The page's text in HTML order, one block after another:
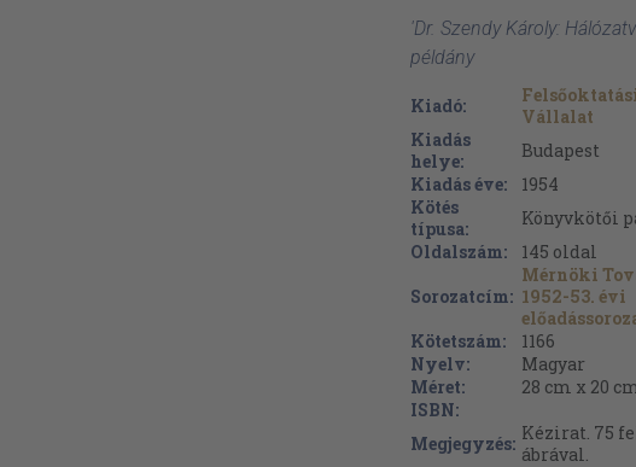
'Dr. Szendy Károly:
példány
Kiadó:
Vállalat
Kiadás
helye:
Budapest
Kiadás éve:
1954
Kötés
típusa:
Könyvkötői
Oldalszám:
145 oldal
Sorozatcím:
Mérnöki
1952-53. évi
Kötetszám:
1166
Nyelv:
Magyar
Méret:
28 cm x 20
ISBN:
Megjegyzés: Kézirat. 75
ábrával.